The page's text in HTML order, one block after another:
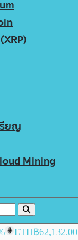
รียญ
Mining
ETH฿62,132.00